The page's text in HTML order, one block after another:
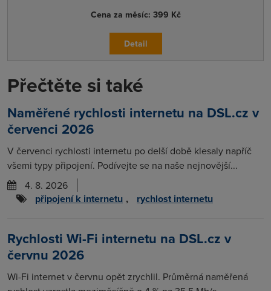
Cena za měsíc: 399 Kč
Detail
Přečtěte si také
Naměřené rychlosti internetu na DSL.cz v
červenci 2026
V červenci rychlosti internetu po delší době klesaly napříč
všemi typy připojení. Podívejte se na naše nejnovější...
4. 8. 2026
připojení k internetu , rychlost internetu
Rychlosti Wi-Fi internetu na DSL.cz v
červnu 2026
Wi-Fi internet v červnu opět zrychlil. Průměrná naměřená